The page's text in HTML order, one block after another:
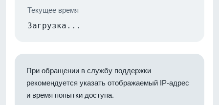
Текущее время
Загрузка...
При обращении в службу поддержки
рекомендуется указать отображаемый IP-адрес
и время попытки доступа.